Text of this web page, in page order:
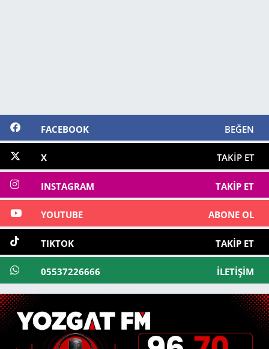
FACEBOOK BEĞEN
X TAKIP ET
INSTAGRAM TAKIP ET
YOUTUBE ABONE OL
TIKTOK TAKIP ET
05537226666 İLETIŞIM